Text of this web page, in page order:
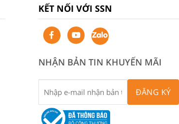
KẾT NỐI VỚI SSN
NHẬN BẢN TIN KHUYẾN MÃI
ĐĂNG KÝ